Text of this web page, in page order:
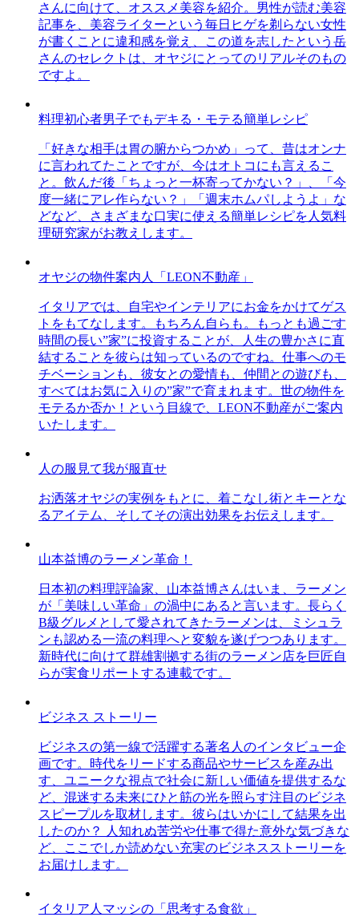
さんに向けて、オススメ美容を紹介。男性が読む美容
記事を、美容ライターという毎日ヒゲを剃らない女性
が書くことに違和感を覚え、この道を志したという岳
さんのセレクトは、オヤジにとってのリアルそのもの
ですよ。
料理初心者男子でもデキる・モテる簡単レシピ
「好きな相手は胃の腑からつかめ」って、昔はオンナ
に言われてたことですが、今はオトコにも言えるこ
と。飲んだ後「ちょっと一杯寄ってかない？」、「今
度一緒にアレ作らない？」「週末ホムパしようよ」な
どなど、さまざまな口実に使える簡単レシピを人気料
理研究家がお教えします。
オヤジの物件案内人「LEON不動産」
イタリアでは、自宅やインテリアにお金をかけてゲス
トをもてなします。もちろん自らも。もっとも過ごす
時間の長い”家”に投資することが、人生の豊かさに直
結することを彼らは知っているのですね。仕事へのモ
チベーションも、彼女との愛情も、仲間との遊びも、
すべてはお気に入りの”家”で育まれます。世の物件を
モテるか否か！という目線で、LEON不動産がご案内
いたします。
人の服見て我が服直せ
お洒落オヤジの実例をもとに、着こなし術とキーとな
るアイテム、そしてその演出効果をお伝えします。
山本益博のラーメン革命！
日本初の料理評論家、山本益博さんはいま、ラーメン
が「美味しい革命」の渦中にあると言います。長らく
B級グルメとして愛されてきたラーメンは、ミシュラ
ンも認める一流の料理へと変貌を遂げつつあります。
新時代に向けて群雄割拠する街のラーメン店を巨匠自
らが実食リポートする連載です。
ビジネス ストーリー
ビジネスの第一線で活躍する著名人のインタビュー企
画です。時代をリードする商品やサービスを産み出
す、ユニークな視点で社会に新しい価値を提供するな
ど、混迷する未来にひと筋の光を照らす注目のビジネ
スピープルを取材します。彼らはいかにして結果を出
したのか？ 人知れぬ苦労や仕事で得た意外な気づきな
ど、ここでしか読めない充実のビジネスストーリーを
お届けします。
イタリア人マッシの「思考する食欲」